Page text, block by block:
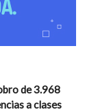
de 3.968
a clases